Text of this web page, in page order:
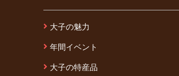
大子の魅力
年間イベント
大子の特産品